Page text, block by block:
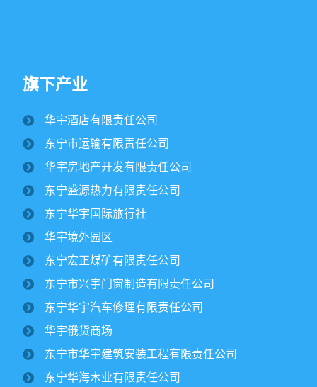
纪文楠董事长赴境外园区视察大豆收割工作
丰收季。10月15日，华宇集团董事长纪文楠赴境外园区视察农
作物收割工作。集团党委书记姜扬、副总经理才东...
￼
2025/07/12
2800
旗下产业
华宇酒店有限责任公司
东宁市运输有限责任公司
华宇房地产开发有限责任公司
东宁盛源热力有限责任公司
东宁华宇国际旅行社
华宇境外园区
东宁宏正煤矿有限责任公司
东宁市兴宇门窗制造有限责任公司
东宁华宇汽车修理有限责任公司
华宇俄货商场
东宁市华宇建筑安装工程有限责任公司
东宁华海木业有限责任公司